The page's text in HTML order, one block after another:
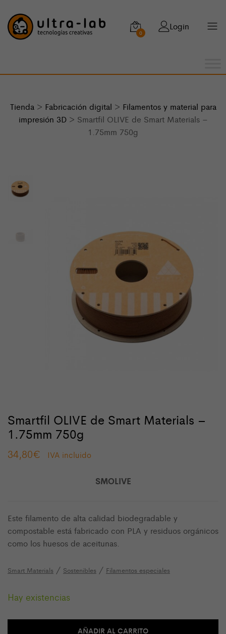
0
Login
Tienda> Fabricación digital > Filamentos y material para
impresión 3D> Smartfil OLIVE de Smart Materials –
1.75mm 750g
Smartfil OLIVE de Smart Materials –
1.75mm 750g
34,80€ IVA incluido
SMOLIVE
Este filamento de alta calidad biodegradable y
compostable está fabricado con PLA y residuos orgánicos
como los huesos de aceitunas.
Smart Materials / Sostenibles / Filamentos especiales
Hay existencias
AÑADIR AL CARRITO